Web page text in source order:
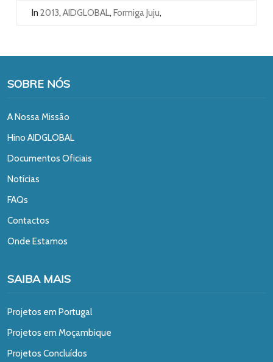
In 2013, AIDGLOBAL, Formiga Juju,
SOBRE NÓS
A Nossa Missão
Hino AIDGLOBAL
Documentos Oficiais
Notícias
FAQs
Contactos
Onde Estamos
SAIBA MAIS
Projetos em Portugal
Projetos em Moçambique
Projetos Concluídos